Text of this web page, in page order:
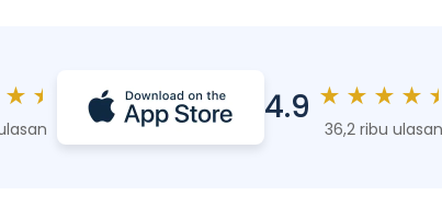
★ ★ 4.9 ★ ★ ★ ★ ★
36,2 ribu ulasan